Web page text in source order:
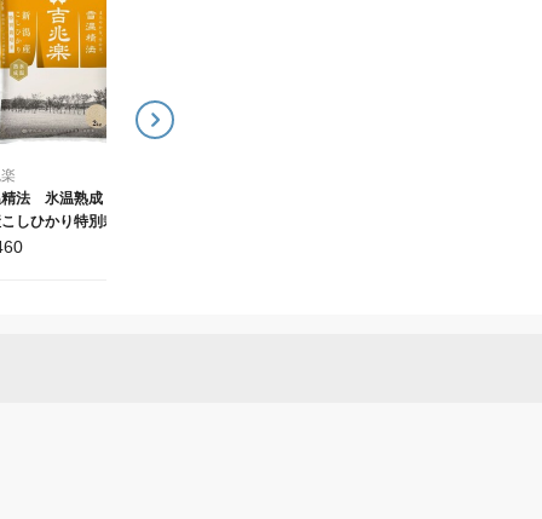
精法 氷温熟成 新
しひかり特別栽培
素充填包装） 2kg